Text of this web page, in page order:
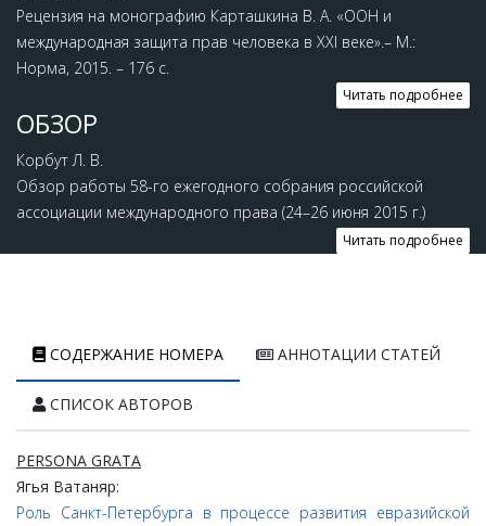
Рецензия на монографию Карташкина В. А. «ООН и
международная защита прав человека в ХХI веке».– М.:
Норма, 2015. – 176 с.
Читать подробнее
ОБЗОР
Корбут Л. В.
Обзор работы 58-го ежегодного собрания российской
ассоциации международного права (24–26 июня 2015 г.)
Читать подробнее
СОДЕРЖАНИЕ НОМЕРА АННОТАЦИИ СТАТЕЙ
СПИСОК АВТОРОВ
PERSONA GRATA
Ягья Ватаняр:
Роль Санкт-Петербурга в процессе развития евразийской